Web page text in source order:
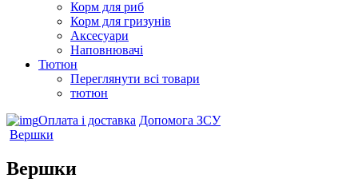
Корм для риб
Корм для гризунів
Аксесуари
Наповнювачі
Тютюн
Переглянути всі товари
тютюн
Оплата і доставка Допомога ЗСУ
Вершки
Вершки